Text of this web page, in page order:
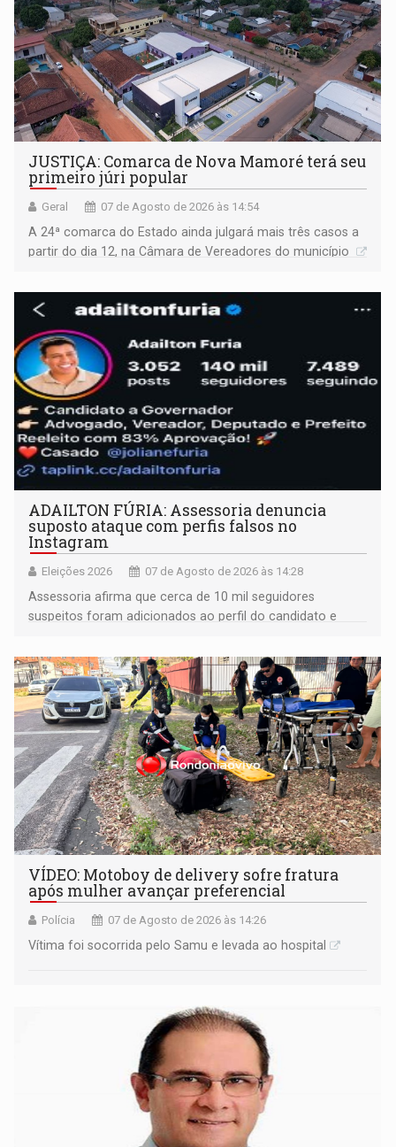
JUSTIÇA: Comarca de Nova Mamoré terá seu
primeiro júri popular
Geral 07 de Agosto de 2026 às 14:54
A 24ª comarca do Estado ainda julgará mais três casos a
partir do dia 12, na Câmara de Vereadores do município
ADAILTON FÚRIA: Assessoria denuncia
suposto ataque com perfis falsos no
Instagram
Eleições 2026 07 de Agosto de 2026 às 14:28
Assessoria afirma que cerca de 10 mil seguidores
suspeitos foram adicionados ao perfil do candidato e
remover as contas
VÍDEO: Motoboy de delivery sofre fratura
após mulher avançar preferencial
Polícia 07 de Agosto de 2026 às 14:26
Vítima foi socorrida pelo Samu e levada ao hospital